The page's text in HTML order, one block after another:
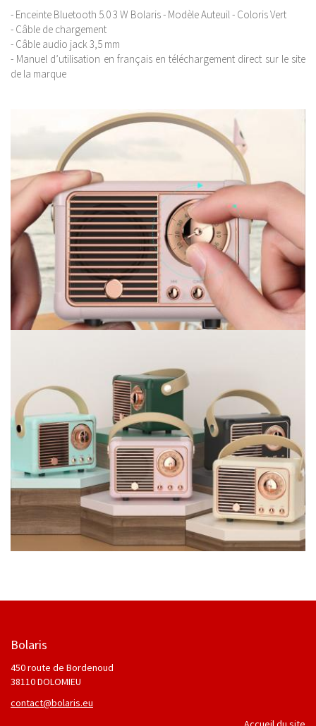
- Enceinte Bluetooth 5.0 3 W Bolaris - Modèle Auteuil - Coloris Vert
- Câble de chargement
- Câble audio jack 3,5 mm
- Manuel d’utilisation en français en téléchargement direct sur le site
de la marque
Bolaris
450 route de Bordenoud
38110 DOLOMIEU
contact@bolaris.eu